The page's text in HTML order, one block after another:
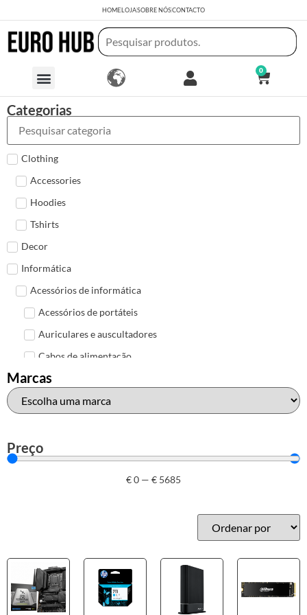
HOMELOJASOBRE NÓSCONTACTO
0
Categorias
Clothing
Accessories
Hoodies
Tshirts
Decor
Informática
Acessórios de informática
Acessórios de portáteis
Auriculares e auscultadores
Cabos de alimentação
Colunas de Som
Hubs
Mais acessórios USB
HP
Outros acessórios de informática
Marcas
Preço
€0 — € 5685